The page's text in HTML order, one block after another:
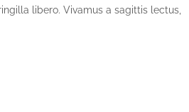
libero. Vivamus a sagittis lectus,